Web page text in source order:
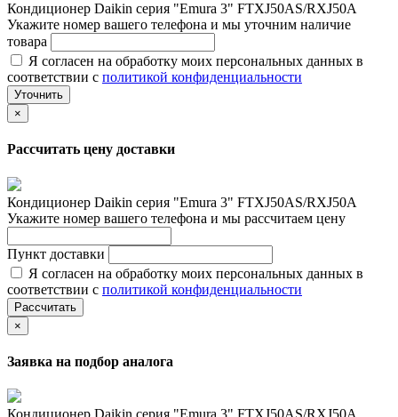
Кондиционер Daikin серия "Emura 3" FTXJ50AS/RXJ50A
Укажите номер вашего телефона и мы уточним наличие
товара
Я согласен на обработку моих персональных данных в
соответствии с политикой конфиденциальности
Уточнить
×
Рассчитать цену доставки
Кондиционер Daikin серия "Emura 3" FTXJ50AS/RXJ50A
Укажите номер вашего телефона и мы рассчитаем цену
Пункт доставки
Я согласен на обработку моих персональных данных в
соответствии с политикой конфиденциальности
Рассчитать
×
Заявка на подбор аналога